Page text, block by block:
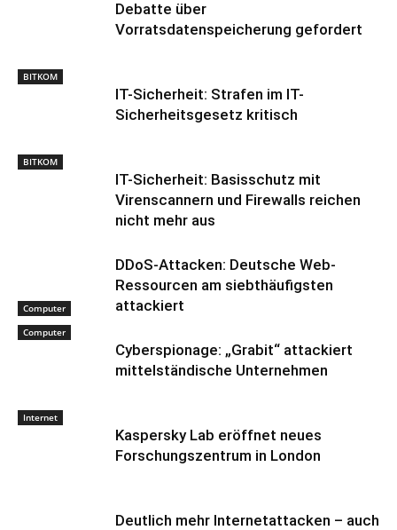
Debatte über
Vorratsdatenspeicherung gefordert
BITKOM
IT-Sicherheit: Strafen im IT-
Sicherheitsgesetz kritisch
BITKOM
IT-Sicherheit: Basisschutz mit
Virenscannern und Firewalls reichen
nicht mehr aus
Computer
DDoS-Attacken: Deutsche Web-
Ressourcen am siebthäufigsten
attackiert
Computer
Cyberspionage: „Grabit“ attackiert
mittelständische Unternehmen
Internet
Kaspersky Lab eröffnet neues
Forschungszentrum in London
Deutlich mehr Internetattacken – auch